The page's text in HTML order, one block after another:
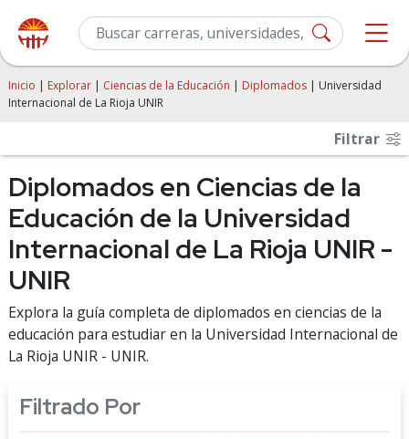
Inicio | Explorar | Ciencias de la Educación | Diplomados | Universidad
Internacional de La Rioja UNIR
Filtrar
Diplomados en Ciencias de la
Educación de la Universidad
Internacional de La Rioja UNIR -
UNIR
Explora la guía completa de diplomados en ciencias de la
educación para estudiar en la Universidad Internacional de
La Rioja UNIR - UNIR.
Filtrado Por